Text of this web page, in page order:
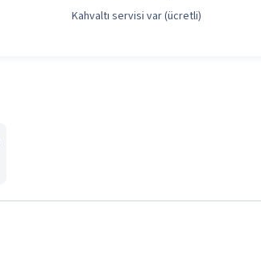
Kahvaltı servisi var (ücretli)